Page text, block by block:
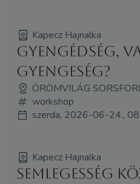
Kapecz Hajnalka
Gyengédség,
gyengeség?
ÖRÖMVILÁG
workshop
szerda, 2026-06-24.,
Kapecz Hajnalka
Semlegesség